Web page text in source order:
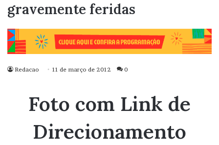
gravemente feridas
Redacao 11 de março de 2012 0
Foto com Link de
Direcionamento